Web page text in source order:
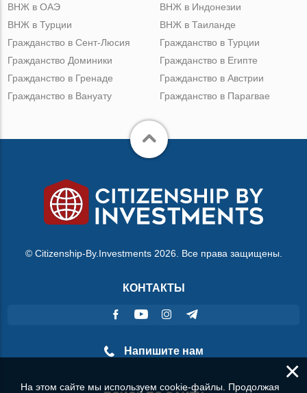
ВНЖ в ОАЭ
ВНЖ в Турции
ВНЖ в Индонезии
ВНЖ в Таиланде
Гражданство в Сент-Люсия
Гражданство Доминики
Гражданство в Гренаде
Гражданство в Вануату
Гражданство в Турции
Гражданство в Египте
Гражданство в Австрии
Гражданство в Парагвае
© Citizenship-By.Investments 2026. Все права защищены.
КОНТАКТЫ
Напишите нам
×
На этом сайте мы используем cookie-файлы. Продолжая